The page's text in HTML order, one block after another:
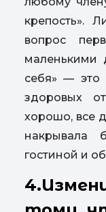
крепость».
вопрос
маленькими
себя» — это
здоровых
хорошо, все
накрывала
гостиной и